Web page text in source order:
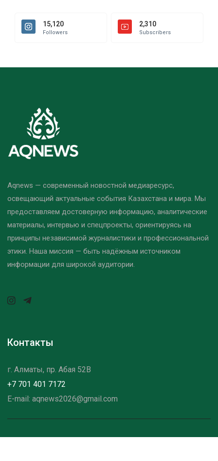
15,120
Followers
2,310
Subscribers
Aqnews — современный новостной медиаресурс,
освещающий актуальные события Казахстана и мира. Мы
предоставляем достоверную информацию, аналитические
материалы, интервью и спецпроекты, ориентируясь на
принципы независимой журналистики и профессиональной
этики. Наша миссия — быть надёжным источником
информации для широкой аудитории.
Контакты
г. Алматы, пр. Абая 52B
+7 701 401 7172
E-mail: aqnews2026@gmail.com